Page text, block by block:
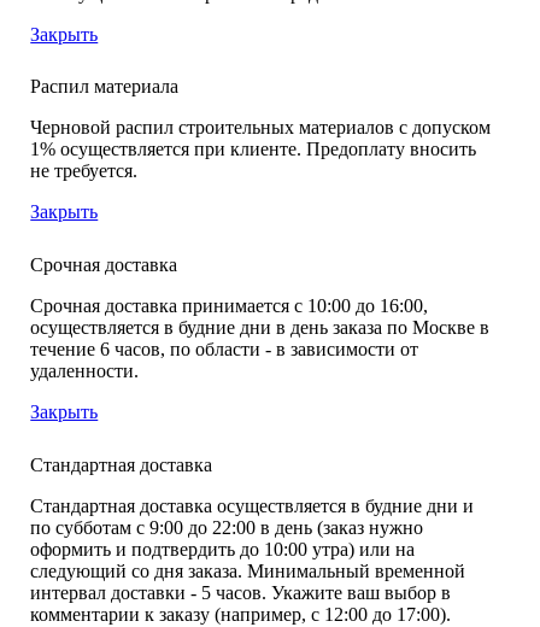
Закрыть
Распил материала
Черновой распил строительных материалов с допуском
1% осуществляется при клиенте. Предоплату вносить
не требуется.
Закрыть
Срочная доставка
Срочная доставка принимается с 10:00 до 16:00,
осуществляется в будние дни в день заказа по Москве в
течение 6 часов, по области - в зависимости от
удаленности.
Закрыть
Стандартная доставка
Стандартная доставка осуществляется в будние дни и
по субботам с 9:00 до 22:00 в день (заказ нужно
оформить и подтвердить до 10:00 утра) или на
следующий со дня заказа. Минимальный временной
интервал доставки - 5 часов. Укажите ваш выбор в
комментарии к заказу (например, с 12:00 до 17:00).